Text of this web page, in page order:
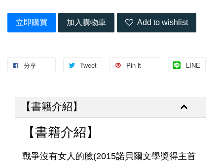
立即購買 加入購物車 Add to wishlist
分享 Tweet Pin it LINE
【書籍介紹】
【書籍介紹】
戰爭沒有女人的臉(2015諾貝爾文學獎得主首